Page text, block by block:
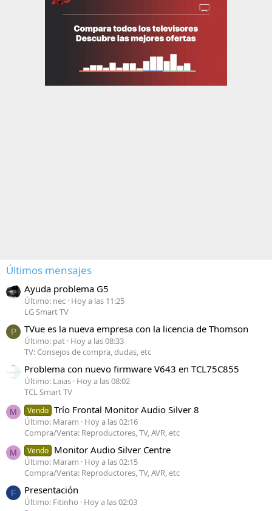
Últimos mensajes
Ayuda problema G5
Último: nec Hoy a las 11:25
LG Smart TV
P TVue es la nueva empresa con la licencia de Thomson
Último: pat Hoy a las 08:33
TV: Consejos de compra, dudas, etc
Problema con nuevo firmware V643 en TCL75C855
Último: Laias Hoy a las 08:02
TCL Smart TV
M Vendo Trío Frontal Monitor Audio Silver 8
Último: Maram
Hoy a las 02:16
Compra/Venta: Reproductores, TV, AVR, etc
M Vendo Monitor Audio Silver Centre
Último: Maram
Hoy a las 02:15
Compra/Venta: Reproductores, TV, AVR, etc
F Presentación
Último: Fitinho
Hoy a las 02:03